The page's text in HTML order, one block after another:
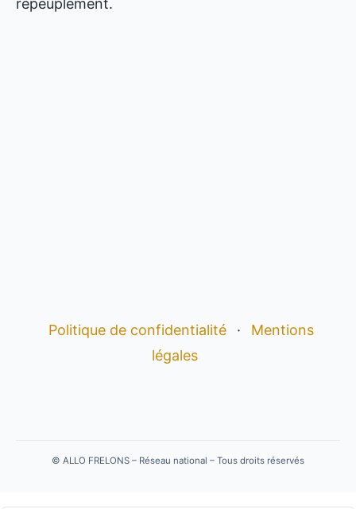
repeuplement.
Politique de confidentialité ·
Mentions
légales
© ALLO FRELONS – Réseau national – Tous droits réservés